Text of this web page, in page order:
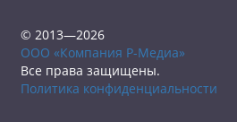
© 2013—2026
ООО «Компания Р-Медиа»
Все права защищены.
Политика конфиденциальности